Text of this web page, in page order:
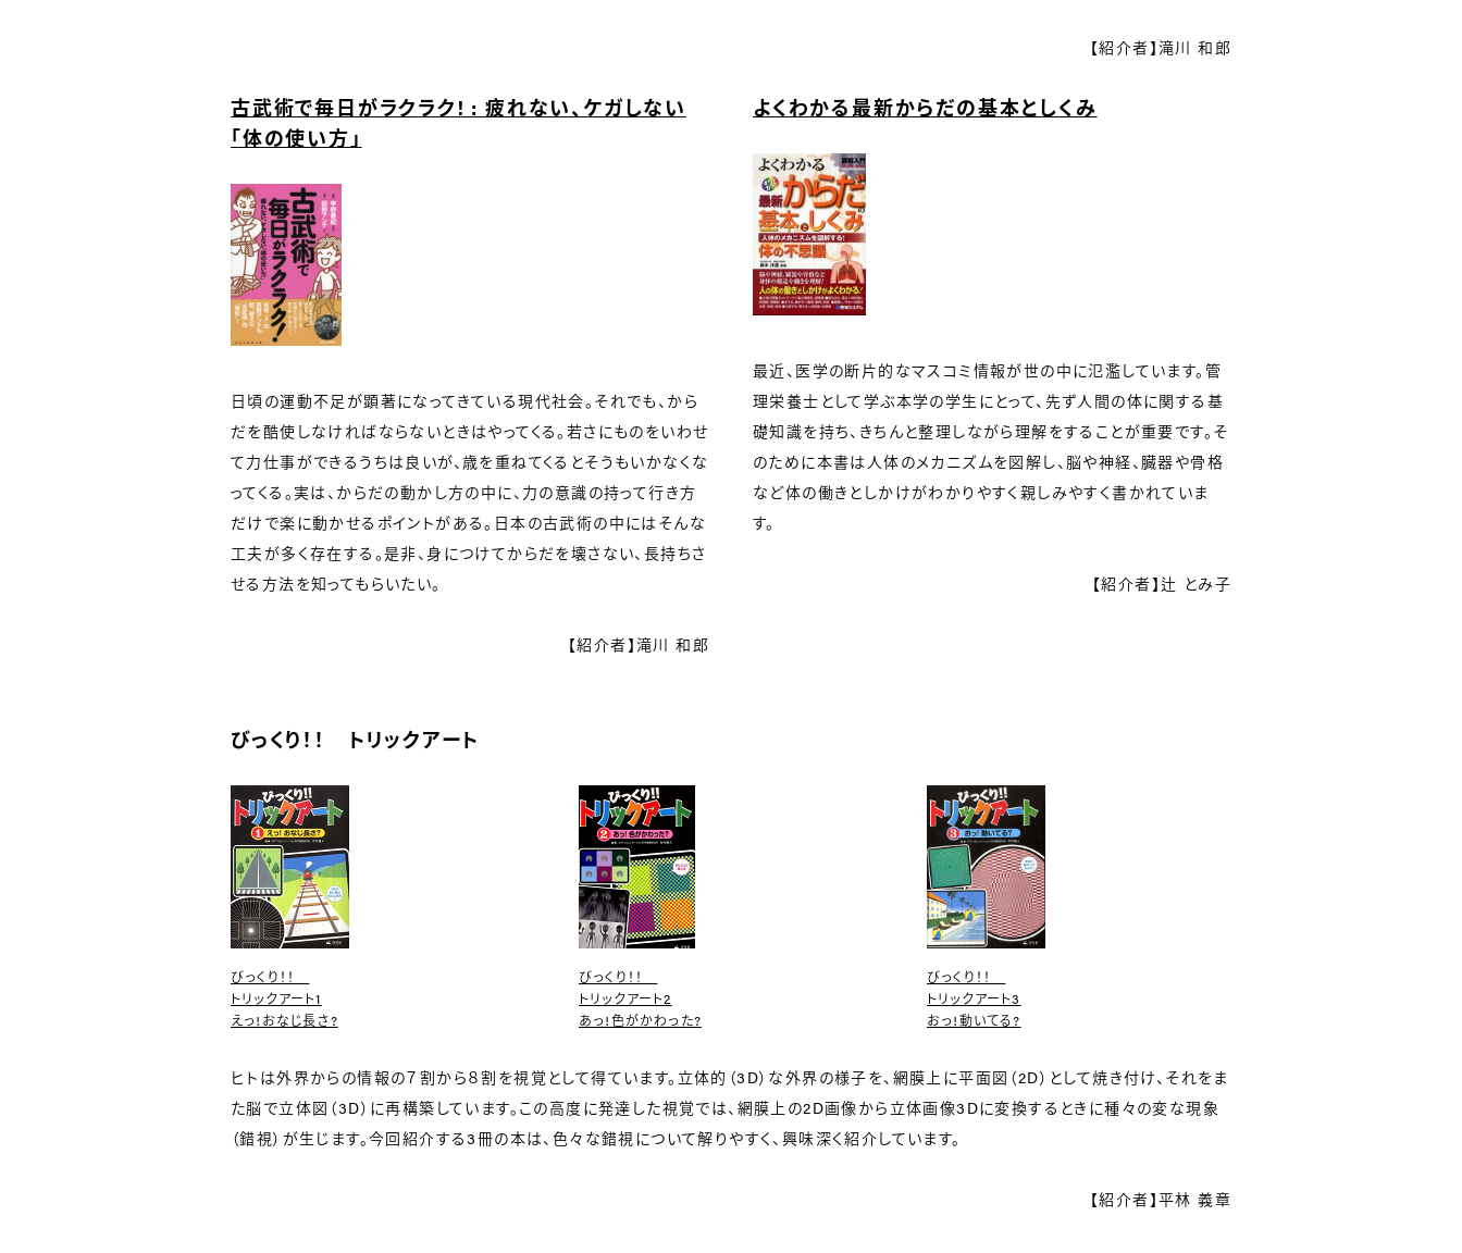
【紹介者】滝川 和郎
古武術で毎日がラクラク! : 疲れない、ケガしない
「体の使い方」
日頃の運動不足が顕著になってきている現代社会。それでも、から
だを酷使しなければならないときはやってくる。若さにものをいわせ
て力仕事ができるうちは良いが、歳を重ねてくるとそうもいかなくな
ってくる。実は、からだの動かし方の中に、力の意識の持って行き方
だけで楽に動かせるポイントがある。日本の古武術の中にはそんな
工夫が多く存在する。是非、身につけてからだを壊さない、長持ちさ
せる方法を知ってもらいたい。
【紹介者】滝川 和郎
よくわかる最新からだの基本としくみ
最近、医学の断片的なマスコミ情報が世の中に氾濫しています。管
理栄養士として学ぶ本学の学生にとって、先ず人間の体に関する基
礎知識を持ち、きちんと整理しながら理解をすることが重要です。そ
のために本書は人体のメカニズムを図解し、脳や神経、臓器や骨格
など体の働きとしかけがわかりやすく親しみやすく書かれていま
す。
【紹介者】辻 とみ子
びっくり！！ トリックアート
びっくり！！
トリックアート1
えっ!おなじ長さ?
びっくり！！
トリックアート2
あっ!色がかわった?
びっくり！！
トリックアート3
おっ!動いてる?
ヒトは外界からの情報の７割から８割を視覚として得ています。立体的（3D）な外界の様子を、網膜上に平面図（2D）として焼き付け、それをま
た脳で立体図（3D）に再構築しています。この高度に発達した視覚では、網膜上の2D画像から立体画像3Dに変換するときに種々の変な現象
（錯視）が生じます。今回紹介する3冊の本は、色々な錯視について解りやすく、興味深く紹介しています。
【紹介者】平林 義章